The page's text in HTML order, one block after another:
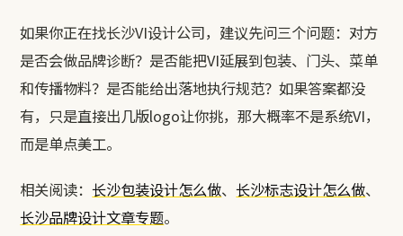
如果你正在找长沙VI设计公司，建议先问三个问题：对方
是否会做品牌诊断？是否能把VI延展到包装、门头、菜单
和传播物料？是否能给出落地执行规范？如果答案都没
有，只是直接出几版logo让你挑，那大概率不是系统VI，
而是单点美工。
相关阅读：长沙包装设计怎么做、长沙标志设计怎么做、
长沙品牌设计文章专题。